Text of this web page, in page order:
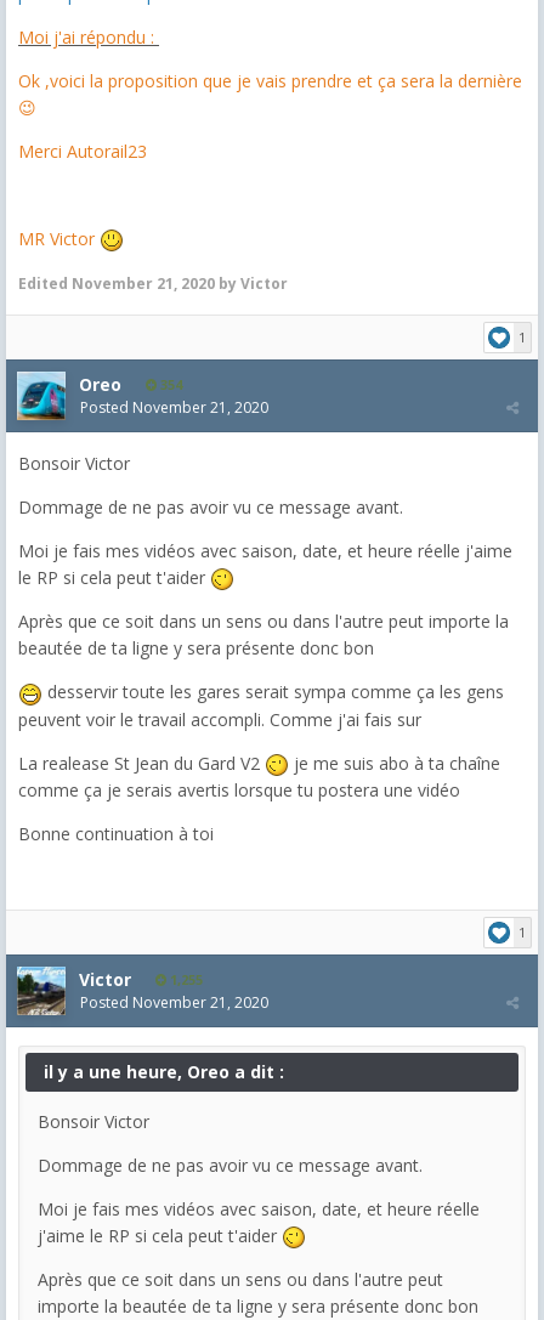
Moi j'ai répondu :
Ok ,voici la proposition que je vais prendre et ça sera la dernière
😉
Merci Autorail23
MR Victor
Edited November 21, 2020 by Victor
1
Oreo 354
Posted November 21, 2020
Bonsoir Victor
Dommage de ne pas avoir vu ce message avant.
Moi je fais mes vidéos avec saison, date, et heure réelle j'aime
le RP si cela peut t'aider
Après que ce soit dans un sens ou dans l'autre peut importe la
beautée de ta ligne y sera présente donc bon
desservir toute les gares serait sympa comme ça les gens
peuvent voir le travail accompli. Comme j'ai fais sur
La realease St Jean du Gard V2
je me suis abo à ta chaîne
comme ça je serais avertis lorsque tu postera une vidéo
Bonne continuation à toi
1
Victor 1,255
Posted November 21, 2020
il y a une heure, Oreo a dit :
Bonsoir Victor
Dommage de ne pas avoir vu ce message avant.
Moi je fais mes vidéos avec saison, date, et heure réelle
j'aime le RP si cela peut t'aider
Après que ce soit dans un sens ou dans l'autre peut
importe la beautée de ta ligne y sera présente donc bon